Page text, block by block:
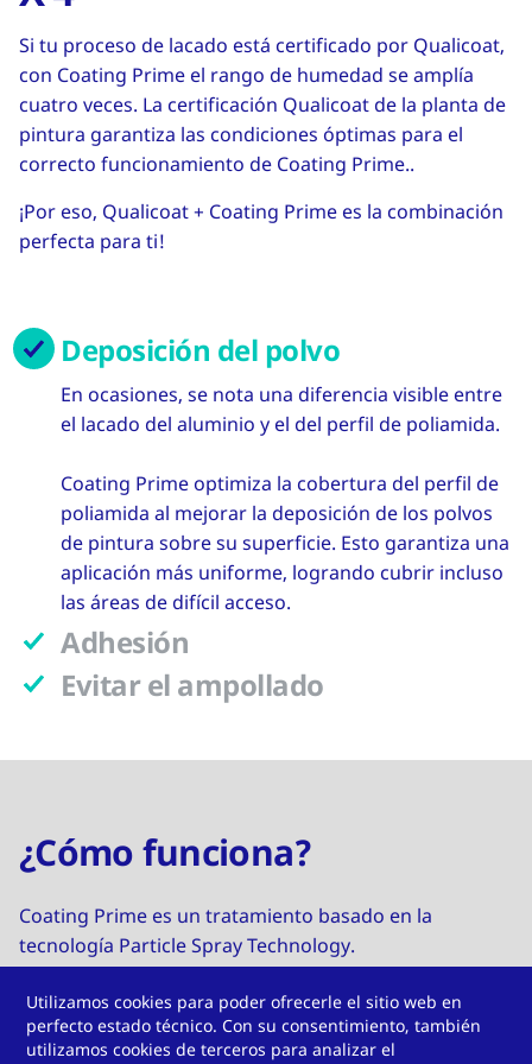
Si tu proceso de lacado está certificado por Qualicoat,
con Coating Prime el rango de humedad se amplía
cuatro veces. La certificación Qualicoat de la planta de
pintura garantiza las condiciones óptimas para el
correcto funcionamiento de Coating Prime..
¡Por eso, Qualicoat + Coating Prime es la combinación
perfecta para ti!
Deposición del polvo
En ocasiones, se nota una diferencia visible entre
el lacado del aluminio y el del perfil de poliamida.
Coating Prime optimiza la cobertura del perfil de
poliamida al mejorar la deposición de los polvos
de pintura sobre su superficie. Esto garantiza una
aplicación más uniforme, logrando cubrir incluso
las áreas de difícil acceso.
Adhesión
Evitar el ampollado
¿Cómo funciona?
Coating Prime es un tratamiento basado en la
tecnología Particle Spray Technology.
deposita una capa de partículas metálicas en frío
sobre la superficie de los perfiles termoplásticos. La
Utilizamos cookies para poder ofrecerle el sitio web en
perfecto estado técnico. Con su consentimiento, también
utilizamos cookies de terceros para analizar el